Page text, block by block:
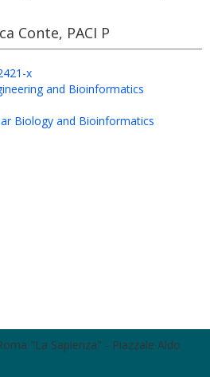
Conte, PACI P
x
and Bioinformatics
Biology and Bioinformatics
"La Sapienza" - Piazzale Aldo